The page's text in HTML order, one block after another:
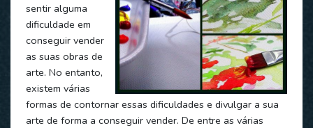
sentir alguma
dificuldade em
conseguir vender
as suas obras de
arte. No entanto,
existem várias
formas de contornar essas dificuldades e divulgar a sua
arte de forma a conseguir vender. De entre as várias